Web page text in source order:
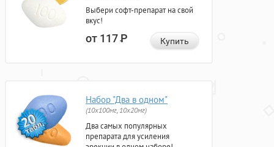
Выбери софт-препарат на свой
вкус!
от 117Р Купить
Набор "Два в одном"
(10x100мг, 10x20мг)
Два самых популярных
препарата для усиления